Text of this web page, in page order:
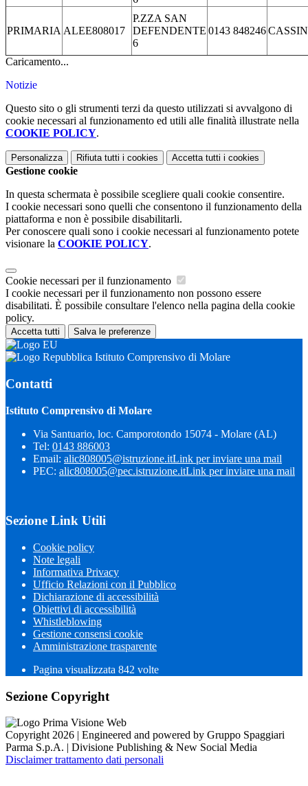
PRIMARIA ALEE808017
P.ZZA SAN
DEFENDENTE
6
0143 848246
Caricamento...
Notizie
Questo sito o gli strumenti terzi da questo utilizzati si avvalgono di
cookie necessari al funzionamento ed utili alle finalità illustrate nella
COOKIE POLICY.
Personalizza Rifiuta tutti i cookies Accetta tutti i cookies
Gestione cookie
In questa schermata è possibile scegliere quali cookie consentire.
I cookie necessari sono quelli che consentono il funzionamento della
piattaforma e non è possibile disabilitarli.
Per conoscere quali sono i cookie necessari al funzionamento potete
visionare la COOKIE POLICY.
Cookie necessari per il funzionamento
I cookie necessari per il funzionamento non possono essere
disabilitati. È possibile consultare l'elenco nella pagina della cookie
policy.
Accetta tutti Salva le preferenze
Istituto Comprensivo di Molare
Contatti
Istituto Comprensivo di Molare
Via Santuario, loc. Camporotondo 15074 - Molare (AL)
Tel: 0143 886003
Email: alic808005@istruzione.itLink per inviare una mail
PEC: alic808005@pec.istruzione.itLink per inviare una mail
Sezione Link Utili
Cookie policy
Note legali
Informativa Privacy
Ufficio Relazioni con il Pubblico
Dichiarazione di accessibilità
Obiettivi di accessibilità
Whistleblowing
Gestione consensi cookie
Amministrazione trasparente
Pagina visualizzata 842 volte
Sezione Copyright
Copyright 2026 | Engineered and powered by Gruppo Spaggiari
Parma S.p.A. | Divisione Publishing & New Social Media
Disclaimer trattamento dati personali